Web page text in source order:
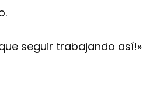
seguir trabajando así!»